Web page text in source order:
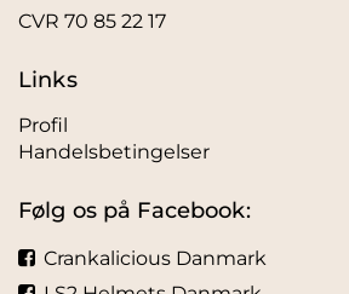
CVR 70 85 22 17
Links
Profil
Handelsbetingelser
Følg os på Facebook:
Crankalicious Danmark